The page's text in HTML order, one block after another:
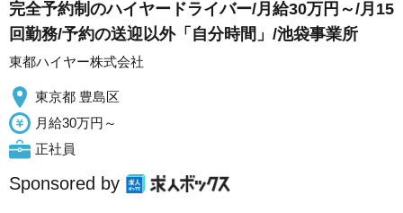
完全予約制のハイヤードライバー/月給30万円～/月15
回勤務/予約の送迎以外「自分時間」/池袋事業所
東都ハイヤー株式会社
東京都 豊島区
月給30万円～
正社員
Sponsored by